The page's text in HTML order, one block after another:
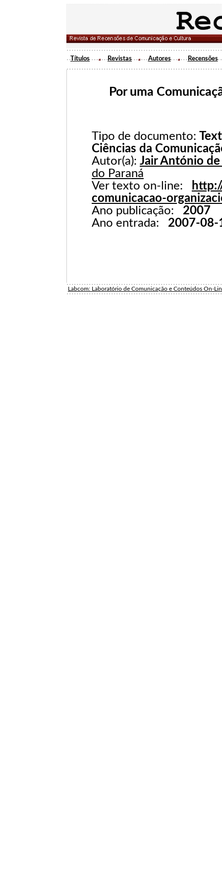
Títulos Revistas Autores Recensões
Por uma
Tipo de documento:
Ciências da
Autor(a): Jair António
do Paraná
Ver texto on-line:
comunicacao-
Ano publicação: 2007
Ano entrada: 2007-08-
Labcom: Laboratório de Comunicação e Conteúdos On-